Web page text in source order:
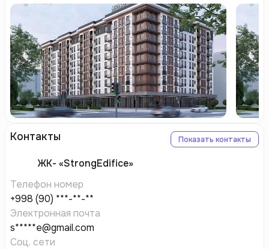
Контакты Показать контакты
ЖК- «StrongEdifice»
Телефон номер
+998 (90) ***-**-**
Электронная почта
s*****e@gmail.com
Соц. сети